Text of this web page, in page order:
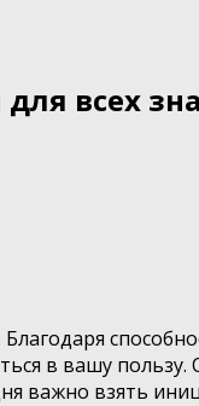
всех
в вашу
важно взять